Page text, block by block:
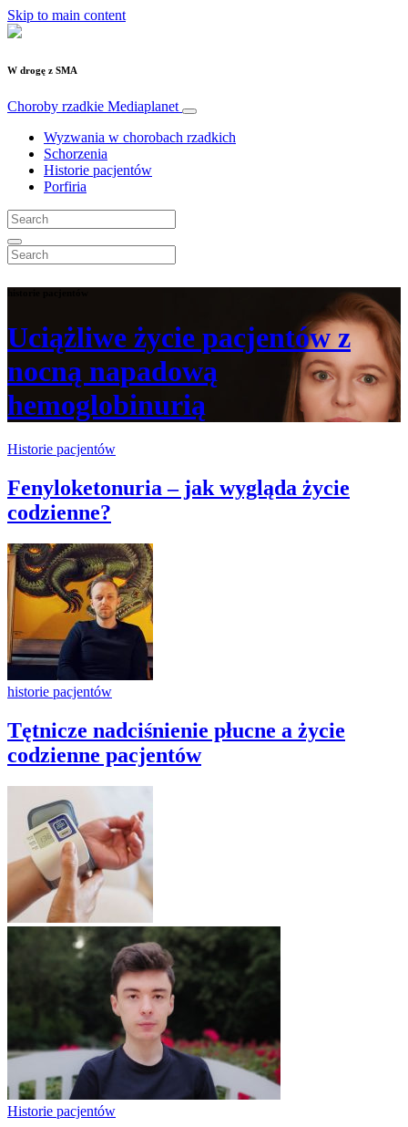
Skip to main content
W drogę z SMA
Choroby rzadkie Mediaplanet
Wyzwania w chorobach rzadkich
Schorzenia
Historie pacjentów
Porfiria
Uciążliwe życie pacjentów z
nocną napadową
hemoglobinurią
Historie pacjentów
Fenyloketonuria – jak wygląda życie
codzienne?
historie pacjentów
Tętnicze nadciśnienie płucne a życie
codzienne pacjentów
Historie pacjentów